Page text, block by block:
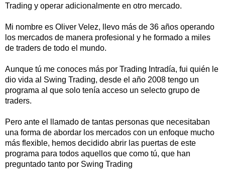
Trading y operar adicionalmente en otro mercado.
Mi nombre es Oliver Velez, llevo más de 36 años operando
los mercados de manera profesional y he formado a miles
de traders de todo el mundo.
Aunque tú me conoces más por Trading Intradía, fui quién le
dio vida al Swing Trading, desde el año 2008 tengo un
programa al que solo tenía acceso un selecto grupo de
traders.
Pero ante el llamado de tantas personas que necesitaban
una forma de abordar los mercados con un enfoque mucho
más flexible, hemos decidido abrir las puertas de este
programa para todos aquellos que como tú, que han
preguntado tanto por Swing Trading